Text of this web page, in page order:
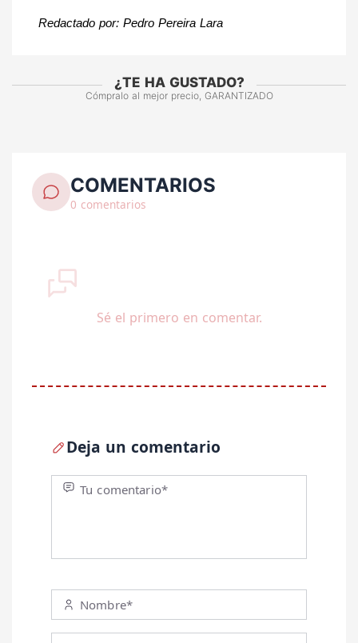
Redactado por: Pedro Pereira Lara
¿TE HA GUSTADO?
Cómpralo al mejor precio, GARANTIZADO
COMENTARIOS
0 comentarios
Sé el primero en comentar.
Deja un comentario
Tu comentario*
Nombre*